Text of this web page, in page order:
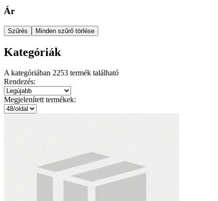
Ár
Szűrés Minden szűrő törlése
Kategóriák
A kategóriában 2253 termék található
Rendezés:
Megjelenített termékek: